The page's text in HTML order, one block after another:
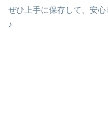
ぜひ上手に保存して、安
♪